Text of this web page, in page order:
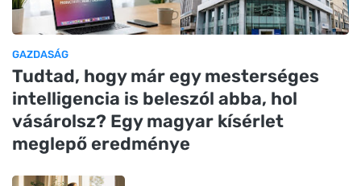
GAZDASÁG
Tudtad, hogy már egy mesterséges
intelligencia is beleszól abba, hol
vásárolsz? Egy magyar kísérlet
meglepő eredménye